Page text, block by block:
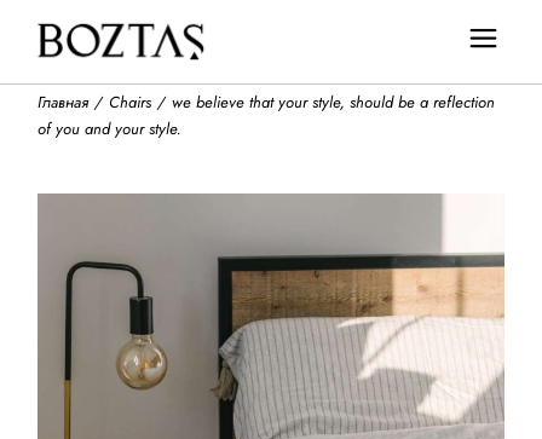
Главная Chairs
we believe that your style, should be a reflection
of you and your style.